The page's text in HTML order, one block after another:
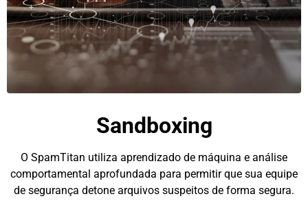
Sandboxing
O SpamTitan utiliza aprendizado de máquina e análise
comportamental aprofundada para permitir que sua equipe
de segurança detone arquivos suspeitos de forma segura.